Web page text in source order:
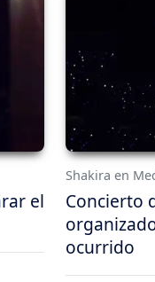
el
Shakira en
Concierto
ocurrido